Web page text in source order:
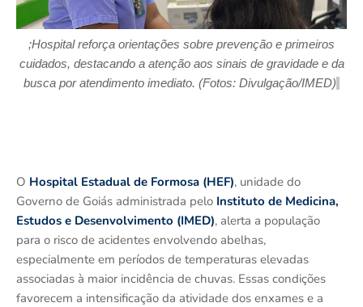
;Hospitalreforça orientações sobre prevenção e primeiros
cuidados, destacando a atenção aos sinais de gravidade e da
busca por atendimento imediato. (Fotos: Divulgação/IMED)
O Hospital Estadual de Formosa (HEF), unidade do
Governo de Goiás administrada pelo Instituto de Medicina,
Estudos e Desenvolvimento (IMED), alerta a população
para o risco de acidentes envolvendo abelhas,
especialmente em períodos de temperaturas elevadas
associadas à maior incidência de chuvas. Essas condições
favorecem a intensificação da atividade dos enxames e a